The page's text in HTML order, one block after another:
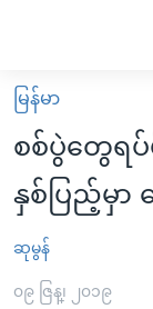
လွယ်ကူ
စေ
သည့်
Link
များ
ပင်မ
မူလစာမျက်နှာ
မြန်မာ
ကမ္ဘာ့သတင်းများ
နိုင်ငံတကာ
အမေရိကန်
ဗွီဒီယို
သတင်းလွတ်လပ်ခွ
မြန်မာ
စစ်ပွဲတွေရပ်
နှစ်ပြည့်မှာ
ဆုမွန်
၀၉ ဇြန္၊ ၂၀၁၉